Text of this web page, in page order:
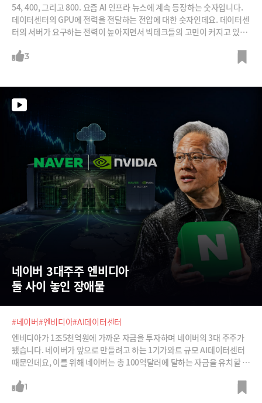
54, 400, 그리고 800. 요즘 AI 인프라 뉴스에 계속 등장하는 숫자입니다.
데이터센터의 GPU에 전력을 전달하는 전압에 대한 숫자인데요. 데이터센
터의 서버가 요구하는 전력이 높아지면서 빅테크들의 고민이 커지고 있습
정에서 전압을 15배 높이자는 아이디어까지 나오고 있습니다. 그리고 이
필요한지, 나아가서는 왜 기업마다 전압을 달리 가져가려 하는지까지 살펴
봅니다.
3
네이버 3대주주 엔비디아
둘 사이 놓인 장애물
#네이버#엔비디아#AI데이터센터
엔비디아가 1조5천억원에 가까운 자금을 투자하며 네이버의 3대 주주가
됐습니다. 네이버가 앞으로 만들려고 하는 1기가와트 규모 AI데이터센터
때문인데요, 이를 위해 네이버는 총 100억달러에 달하는 자금을 유치할 것
고 있어 새로운 부지를 매입하지 않더라도 270메가와트 수준까지 확장할
1